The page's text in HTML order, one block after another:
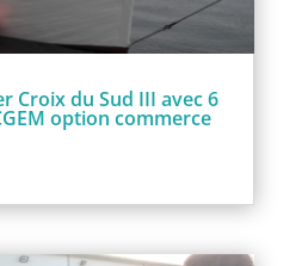
Croix du Sud III avec 6
option commerce